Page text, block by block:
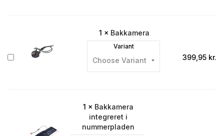
Bakkamera
1 × Bakkamera
Variant
399,95 kr.
1 × Bakkamera
integreret i
nummerpladen